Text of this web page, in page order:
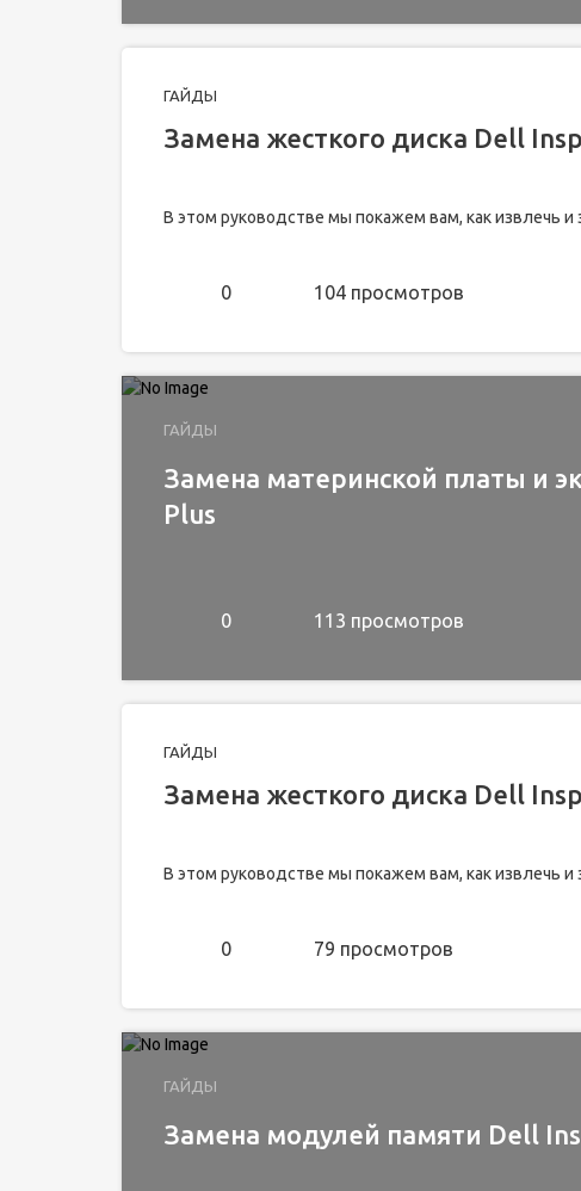
ГАЙДЫ
Замена жесткого диска Dell
В этом руководстве мы покажем вам, как извлечь и
0 104 просмотров
ГАЙДЫ
Замена материнской платы и
Plus
0 113 просмотров
ГАЙДЫ
Замена жесткого диска Dell
В этом руководстве мы покажем вам, как извлечь и
0 79 просмотров
ГАЙДЫ
Замена модулей памяти Dell